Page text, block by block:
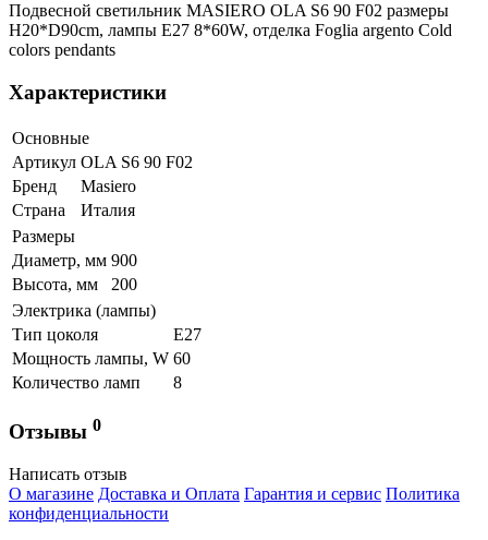
Подвесной светильник MASIERO OLA S6 90 F02 размеры
H20*D90cm, лампы E27 8*60W, отделка Foglia argento Cold
colors pendants
Характеристики
Основные
Артикул OLA S6 90 F02
Бренд
Masiero
Страна
Италия
Размеры
Диаметр, мм 900
Высота, мм
200
Электрика (лампы)
Тип цоколя
Е27
Мощность лампы, W 60
Количество ламп
8
Отзывы 0
Написать отзыв
О магазине Доставка и Оплата Гарантия и сервис Политика
конфиденциальности